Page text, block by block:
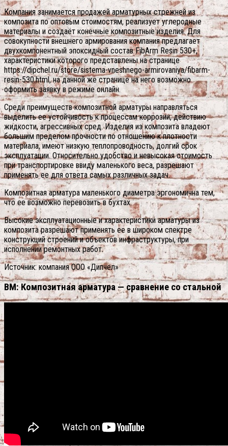
Компания занимается продажей арматурных стрежней из
композита по оптовым стоимостям, реализует углеродные
материалы и создаёт конечные композитные изделия. Для
совокупности внешнего армирования компания предлагает
двухкомпонентный эпоксидный состав FibArm Resin 530+,
характеристики которого представлены на странице
https://dipchel.ru/store/sistema-vneshnego-armirovaniya/fibarm-
resin-530.html, на данной же странице на него возможно
оформить заявку в режиме онлайн.
Среди преимуществ композитной арматуры направляться
выделить ее устойчивость к процессам коррозии, действию
жидкости, агрессивных сред. Изделия из композита владеют
большим пределом прочности по отношению к плотности
материала, имеют низкую теплопроводность, долгий срок
эксплуатации. Относительно удобство и невысокая стоимость
при транспортировке ввиду маленького веса, разрешают
применять ее для ответа самых различных задач.
Композитная арматура маленького диаметра эргономична тем,
что ее возможно перевозить в бухтах.
Высокие эксплуатационные и характеристики арматуры из
композита разрешают применять ее в широком спектре
конструкций строений и объектов инфраструктуры, при
исполнении ремонтных работ.
Источник: компания ООО «Дипчел»
BM: Композитная арматура — сравнение со стальной